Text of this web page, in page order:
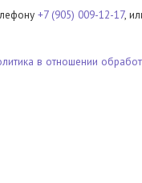
+7 (905) 009-12-17,
в отношении